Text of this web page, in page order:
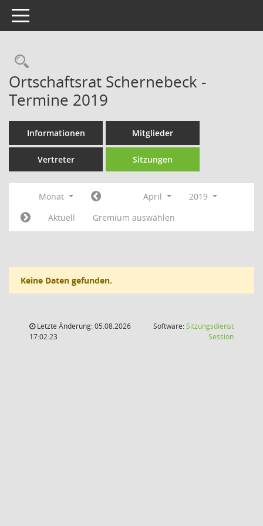
Toggle navigation
Rechercheauswahl
Ortschaftsrat Schernebeck -
Termine 2019
Informationen Mitglieder
Vertreter Sitzungen
Monat April
2019
Aktuell
Gremium auswählen
Keine Daten gefunden.
Letzte Änderung: 05.08.2026
17:02:23
Software:Sitzungsdienst
Session(Wird in